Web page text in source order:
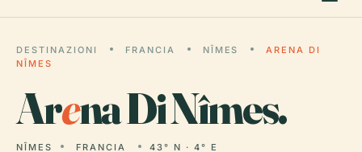
DESTINAZIONI FRANCIA NÎMES
ARENA DI
NÎMES
Arena Di Nîmes.
NÎMES FRANCIA 43° N · 4° E